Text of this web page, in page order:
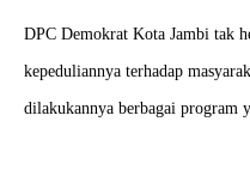
DPC Demokrat Kota Jambi tak
kepeduliannya terhadap
dilakukannya berbagai program